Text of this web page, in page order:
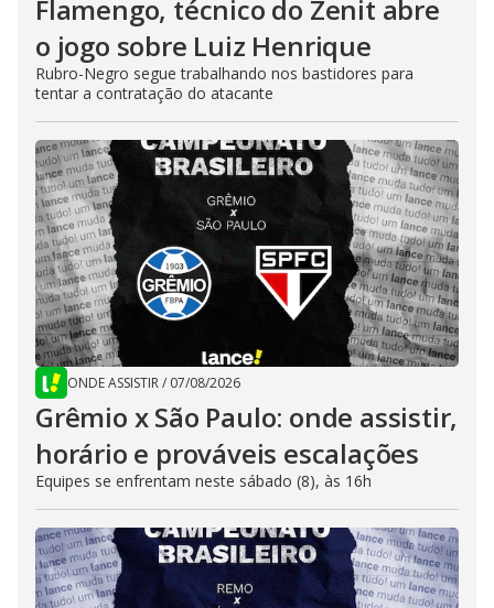
Flamengo, técnico do Zenit abre
o jogo sobre Luiz Henrique
Rubro-Negro segue trabalhando nos bastidores para
tentar a contratação do atacante
ONDE ASSISTIR/ 07/08/2026
Grêmio x São Paulo: onde assistir,
horário e prováveis escalações
Equipes se enfrentam neste sábado (8), às 16h